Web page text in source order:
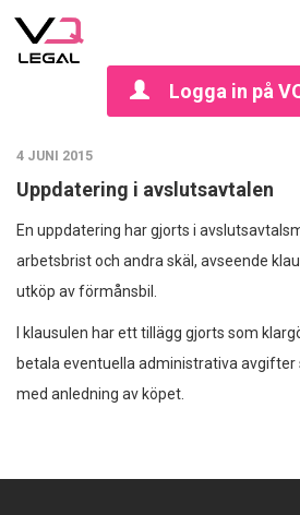
Logga in på
4 JUNI 2015
Uppdatering i avslutsavtalen
En uppdatering har gjorts i
arbetsbrist och andra skäl, avseende
utköp av förmånsbil.
I klausulen har ett tillägg gjorts som
betala eventuella administrativa
med anledning av köpet.